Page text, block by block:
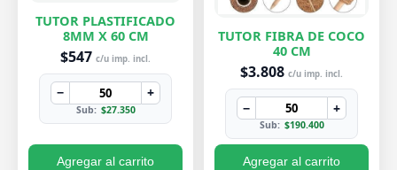
TUTOR PLASTIFICADO
8MM X 60 CM
$547 c/u imp. incl.
− +
Sub: $27.350
Agregar al carrito
TUTOR FIBRA DE COCO
40 CM
$3.808 c/u imp. incl.
− +
Sub: $190.400
Agregar al carrito